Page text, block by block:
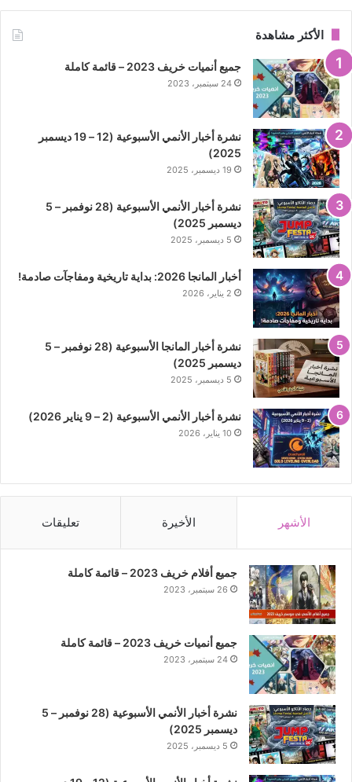
الأكثر مشاهدة
جميع أنميات خريف 2023 – قائمة كاملة
24 سبتمبر، 2023
نشرة أخبار الأنمي الأسبوعية (12 – 19 ديسمبر
2025)
19 ديسمبر، 2025
نشرة أخبار الأنمي الأسبوعية (28 نوفمبر – 5
ديسمبر 2025)
5 ديسمبر، 2025
أخبار المانجا 2026: بداية تاريخية ومفاجآت صادمة!
2 يناير، 2026
نشرة أخبار المانجا الأسبوعية (28 نوفمبر – 5
ديسمبر 2025)
5 ديسمبر، 2025
نشرة أخبار الأنمي الأسبوعية (2 – 9 يناير 2026)
10 يناير، 2026
الأشهر الأخيرة تعليقات
جميع أفلام خريف 2023 – قائمة كاملة
26 سبتمبر، 2023
جميع أنميات خريف 2023 – قائمة كاملة
24 سبتمبر، 2023
نشرة أخبار الأنمي الأسبوعية (28 نوفمبر – 5
ديسمبر 2025)
5 ديسمبر، 2025